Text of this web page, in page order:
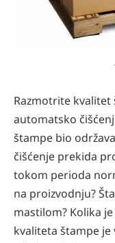
Razmotrite
automatsko
štampe bio
čišćenje prekida
tokom perioda
na proizvodnju?
mastilom? Kolika
kvaliteta štampe